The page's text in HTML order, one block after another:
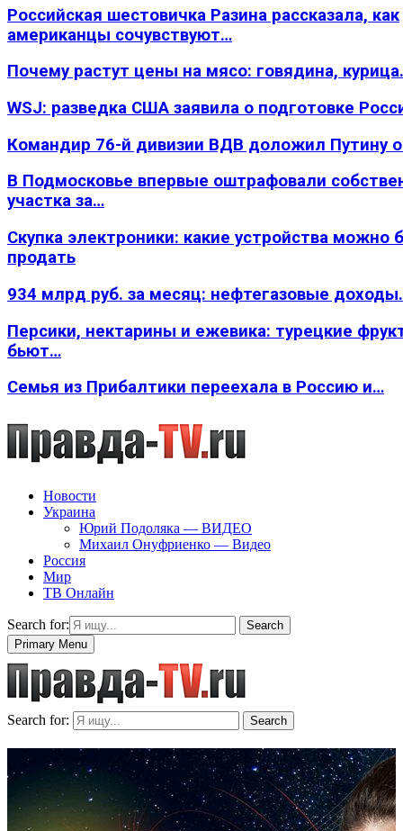
Российская шестовичка Разина рассказала, как
американцы сочувствуют…
Почему растут цены на мясо: говядина,
WSJ: разведка США заявила о подготовке
Командир 76-й дивизии ВДВ доложил Путину
В Подмосковье впервые оштрафовали
участка за…
Скупка электроники: какие устройства можно
продать
934 млрд руб. за месяц: нефтегазовые
Персики, нектарины и ежевика: турецкие
бьют…
Семья из Прибалтики переехала в Россию и…
Новости
Украина
Юрий Подоляка — ВИДЕО
Михаил Онуфриенко — Видео
Россия
Мир
ТВ Онлайн
Search for:
Search
Primary Menu
Search for: Search